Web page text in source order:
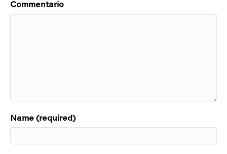
Commentario
Name (required)